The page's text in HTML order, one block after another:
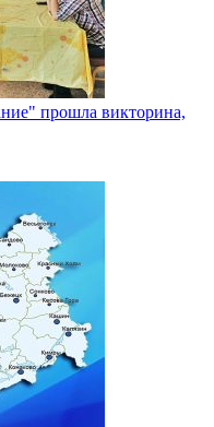
прошла викторина,